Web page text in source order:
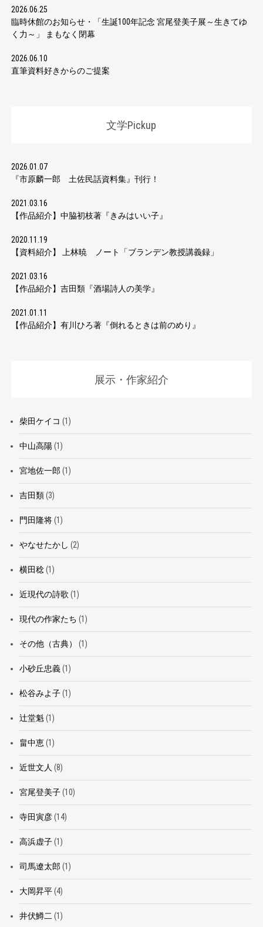
2026.06.25
臨時休館のお知らせ・「生誕100年記念 宮尾登美子展～生きてゆ
く力～」 まもなく閉幕
2026.06.10
直筆資料好きからのご提案
文学Pickup
2026.01.07
『市原麟一郎 土佐民話資料集』刊行！
2021.03.16
【作品紹介】中脇初枝著『きみはいい子』
2020.11.19
【資料紹介】 上林暁 ノート「ブランデン教授講義録」
2021.03.16
【作品紹介】吉田類『酒場詩人の美学』
2021.01.11
【作品紹介】有川ひろ著『倒れるときは前のめり』
展示・作家紹介
柴田ケイコ (1)
中山高陽(1)
宮地佐一郎 (1)
吉田類(3)
門田隆将(1)
やなせたかし (2)
横田稔(1)
近現代の詩歌 (1)
現代の作家たち (1)
その他（古典） (1)
小砂丘忠義(1)
松谷みよ子(1)
辻堂魁(1)
畠中恵(1)
近世文人 (8)
宮尾登美子(10)
寺田寅彦(14)
高浜虚子(1)
司馬遼太郎 (1)
大岡昇平(4)
井伏鱒二 (1)